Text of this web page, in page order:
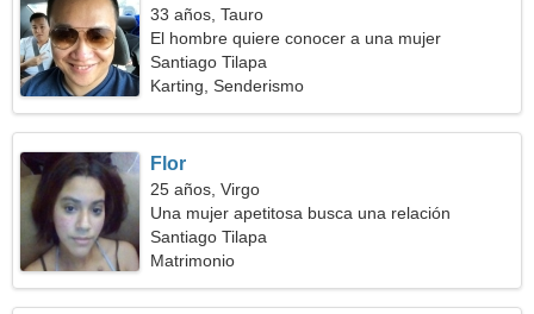
33 años, Tauro
El hombre quiere conocer a una mujer
Santiago Tilapa
Karting, Senderismo
Flor
25 años, Virgo
Una mujer apetitosa busca una relación
duradera
Santiago Tilapa
Matrimonio